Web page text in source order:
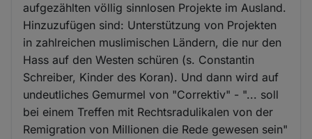
aufgezählten völlig sinnlosen Projekte im Ausland.
Hinzuzufügen sind: Unterstützung von Projekten
in zahlreichen muslimischen Ländern, die nur den
Hass auf den Westen schüren (s. Constantin
Schreiber, Kinder des Koran). Und dann wird auf
undeutliches Gemurmel von "Correktiv" - "... soll
bei einem Treffen mit Rechtsradulikalen von der
Remigration von Millionen die Rede gewesen sein"